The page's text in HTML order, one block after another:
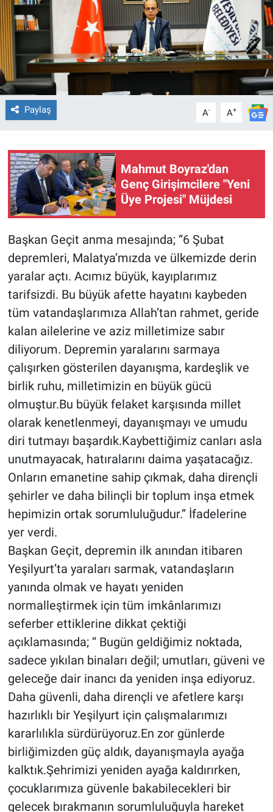
Paylaş A- A+
Mahmut Boyraz'dan
Genç Girişimcilere "Yeni
Üye Projesi" Müjdesi
Başkan Geçit anma mesajında; “6 Şubat
depremleri, Malatya’mızda ve ülkemizde derin
yaralar açtı. Acımız büyük, kayıplarımız
tarifsizdi. Bu büyük afette hayatını kaybeden
tüm vatandaşlarımıza Allah’tan rahmet, geride
kalan ailelerine ve aziz milletimize sabır
diliyorum. Depremin yaralarını sarmaya
çalışırken gösterilen dayanışma, kardeşlik ve
birlik ruhu, milletimizin en büyük gücü
olmuştur.Bu büyük felaket karşısında millet
olarak kenetlenmeyi, dayanışmayı ve umudu
diri tutmayı başardık.Kaybettiğimiz canları asla
unutmayacak, hatıralarını daima yaşatacağız.
Onların emanetine sahip çıkmak, daha dirençli
şehirler ve daha bilinçli bir toplum inşa etmek
hepimizin ortak sorumluluğudur.” İfadelerine
yer verdi.
Başkan Geçit, depremin ilk anından itibaren
Yeşilyurt’ta yaraları sarmak, vatandaşların
yanında olmak ve hayatı yeniden
normalleştirmek için tüm imkânlarımızı
seferber ettiklerine dikkat çektiği
açıklamasında; “ Bugün geldiğimiz noktada,
sadece yıkılan binaları değil; umutları, güveni ve
geleceğe dair inancı da yeniden inşa ediyoruz.
Daha güvenli, daha dirençli ve afetlere karşı
hazırlıklı bir Yeşilyurt için çalışmalarımızı
kararlılıkla sürdürüyoruz.En zor günlerde
birliğimizden güç aldık, dayanışmayla ayağa
kalktık.Şehrimizi yeniden ayağa kaldırırken,
çocuklarımıza güvenle bakabilecekleri bir
gelecek bırakmanın sorumluluğuyla hareket